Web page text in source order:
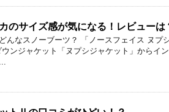
のサイズ感が気になる！レビューは
んなスノーブーツ？ 「ノースフェイス ヌプ
ンジャケット「ヌプシジャケット」からイ